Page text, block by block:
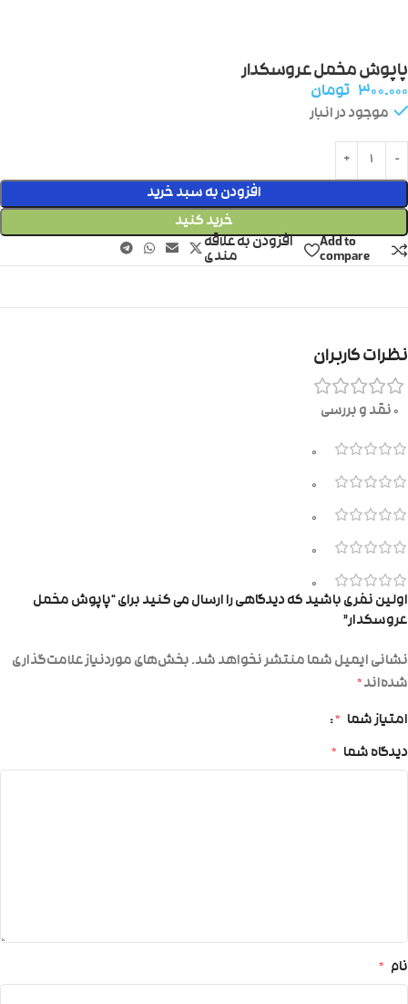
پاپوش مخمل عروسکدار
۳۰۰.۰۰۰ تومان
موجود در انبار
افزودن به سبد خرید
خرید کنید
Add to
compare
افزودن به علاقه
مندی
نظرات کاربران
0 نقد و بررسی
0
0
0
0
0
اولین نفری باشید که دیدگاهی را ارسال می کنید برای “پاپوش مخمل
عروسکدار”
نشانی ایمیل شما منتشر نخواهد شد.بخش‌های موردنیاز علامت‌گذاری
شده‌اند*
امتیاز شما *
دیدگاه شما *
نام *